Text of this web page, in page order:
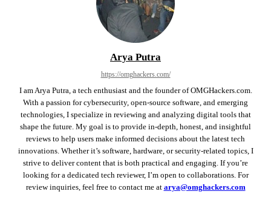
Arya Putra
https://omghackers.com/
I am Arya Putra, a tech enthusiast and the founder of OMGHackers.com.
With a passion for cybersecurity, open-source software, and emerging
technologies, I specialize in reviewing and analyzing digital tools that
shape the future. My goal is to provide in-depth, honest, and insightful
reviews to help users make informed decisions about the latest tech
innovations. Whether it’s software, hardware, or security-related topics, I
strive to deliver content that is both practical and engaging. If you’re
looking for a dedicated tech reviewer, I’m open to collaborations. For
review inquiries, feel free to contact me at arya@omghackers.com